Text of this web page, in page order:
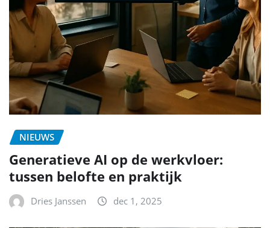
NIEUWS
Generatieve AI op de werkvloer:
tussen belofte en praktijk
Dries Janssen dec 1, 2025